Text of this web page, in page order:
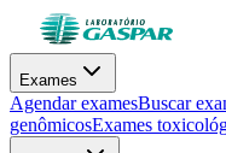
Exames
Agendar examesBuscar
genômicosExames